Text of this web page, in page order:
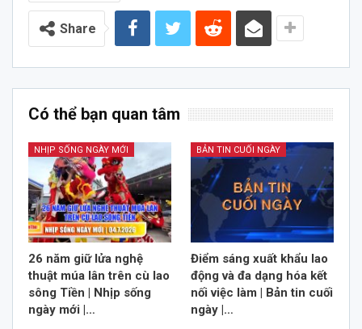
Share
Có thể bạn quan tâm
NHỊP SỐNG NGÀY MỚI
26 năm giữ lửa nghệ
thuật múa lân trên cù lao
sông Tiền | Nhịp sống
ngày mới |…
BẢN TIN CUỐI NGÀY
Điểm sáng xuất khẩu lao
động và đa dạng hóa kết
nối việc làm | Bản tin cuối
ngày |…